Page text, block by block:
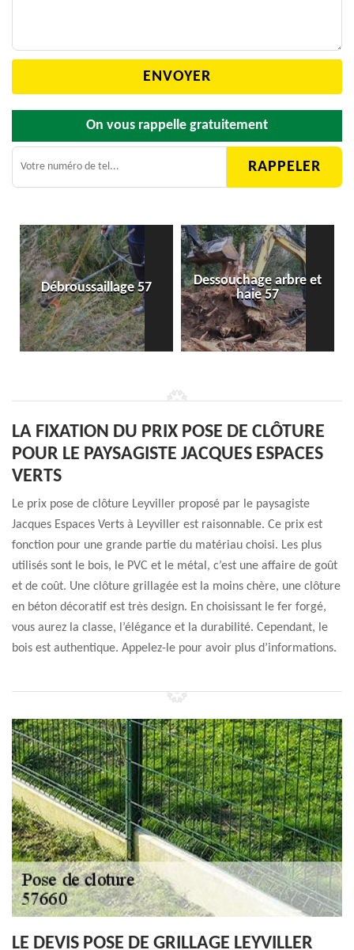
On vous rappelle gratuitement
Débroussaillage 57
Dessouchage arbre et
haie 57
LA FIXATION DU PRIX POSE DE CLÔTURE
POUR LE PAYSAGISTE JACQUES ESPACES
VERTS
Le prix pose de clôture Leyviller proposé par le paysagiste
Jacques Espaces Verts à Leyviller est raisonnable. Ce prix est
fonction pour une grande partie du matériau choisi. Les plus
utilisés sont le bois, le PVC et le métal, c’est une affaire de goût
et de coût. Une clôture grillagée est la moins chère, une clôture
en béton décoratif est très design. En choisissant le fer forgé,
vous aurez la classe, l’élégance et la durabilité. Cependant, le
bois est authentique. Appelez-le pour avoir plus d’informations.
LE DEVIS POSE DE GRILLAGE LEYVILLER